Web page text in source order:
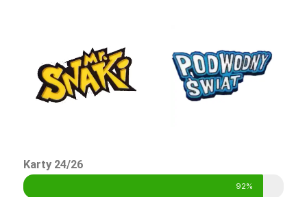
Karty 24/26
92%